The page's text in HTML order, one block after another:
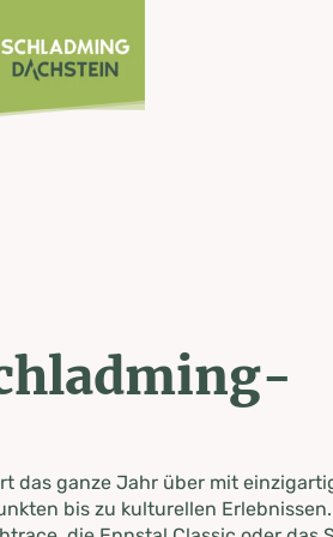
das ganze Jahr über mit
bis zu kulturellen Erlebnissen.